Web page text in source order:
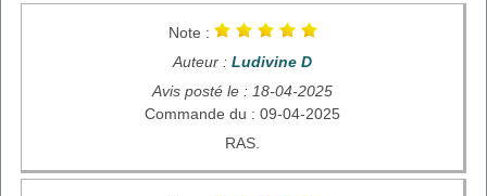
Note :
Auteur : Ludivine D
Avis posté le : 18-04-2025
Commande du : 09-04-2025
RAS.